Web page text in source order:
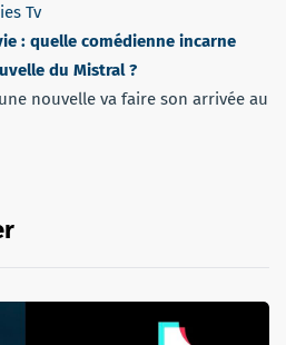
Tv
: quelle comédienne incarne
du Mistral ?
nouvelle va faire son arrivée au